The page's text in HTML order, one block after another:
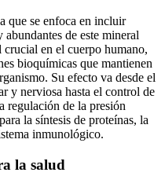
que se enfoca en incluir
de este mineral
en el cuerpo humano,
bioquímicas que mantienen
Su efecto va desde el
y nerviosa hasta el control de
regulación de la presión
la síntesis de proteínas, la
inmunológico.
la salud